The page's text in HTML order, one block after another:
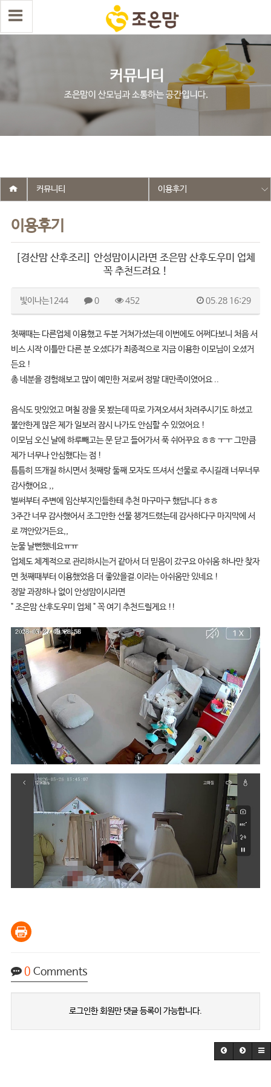
select wr_id, wr_subject from g5_write_m05_04 where wr_is_comment
= 0 and wr_datetime <= '2026-05-28 16:29:53' and wr_id <> '2740'
order by wr_datetime desc limit 1 asdasf
이용후기
커뮤니티 이용후기
[경산맘 산후조리] 안성맘이시라면 조은맘 산후도우미 업체
꼭 추천드려요 !
빛이나는1244 0 452 05.28 16:29
첫째때는 다른업체 이용했고 두분 거쳐가셨는데 이번에도 어쩌다보니 처음 서
비스 시작 이틀만 다른 분 오셨다가 최종적으로 지금 이용한 이모님이 오셨거
든요 !
총 네분을 경험해보고 많이 예민한 저로써 정말 대만족이였어요 ..
음식도 맛있었고 며칠 장을 못 봤는데 따로 가져오셔서 차려주시기도 하셨고
불안한게 많은 제가 일보러 잠시 나가도 안심할 수 있었어요 !
이모님 오신 날에 하루빼고는 문 닫고 들어가서 푹 쉬어꾸요 ㅎㅎ ㅜㅜ 그만큼
제가 너무나 안심했다는 점 !
틈틈히 뜨개질 하시면서 첫째랑 둘째 모자도 뜨셔서 선물로 주시길래 너무너무
감사했어요 ,,
벌써부터 주변에 임산부지인들한테 추천 마구마구 했답니다 ㅎㅎ
3주간 너무 감사했어서 조그만한 선물 챙겨드렸는데 감사하다구 마지막에 서
로 껴안았거든요,,
눈물 날뻔했네요ㅠㅠ
업체도 체계적으로 관리하시는거 같아서 더 믿음이 갔구요 아쉬움 하나만 찾자
면 첫째때부터 이용했었음 더 좋았을걸.이라는 아쉬움만 있네요 !
정말 과장하나 없이 안성맘이시라면
" 조은맘 산후도우미 업체 " 꼭 여기 추천드릴게요 !!
0 Comments
로그인한 회원만 댓글 등록이 가능합니다.